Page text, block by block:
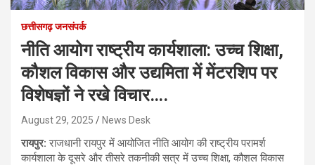
छत्तीसगढ़ जनसंपर्क
नीति आयोग राष्ट्रीय कार्यशाला: उच्च शिक्षा,
कौशल विकास और उद्यमिता में मेंटरशिप पर
विशेषज्ञों ने रखे विचार….
August 29, 2025 News Desk
रायपुर:राजधानी रायपुर में आयोजित नीति आयोग की राष्ट्रीय परामर्श
कार्यशाला के दूसरे और तीसरे तकनीकी सत्र में उच्च शिक्षा, कौशल विकास